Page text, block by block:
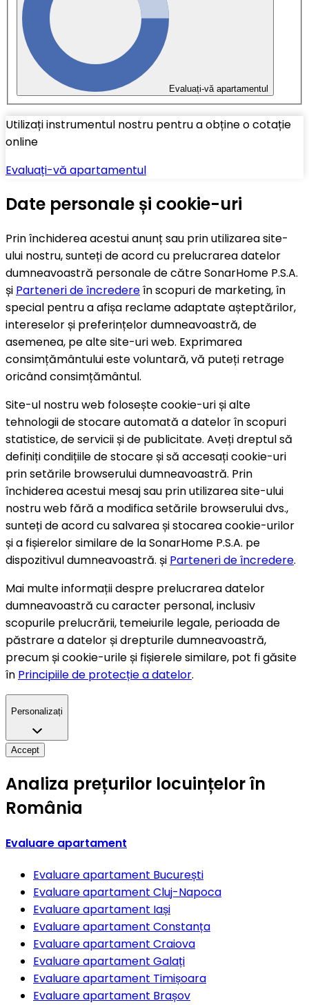
Evaluați-vă apartamentul
Utilizați instrumentul nostru pentru a obține o cotație
online
Evaluați-vă apartamentul
Date personale și cookie-uri
Prin închiderea acestui anunț sau prin utilizarea site-
ului nostru, sunteți de acord cu prelucrarea datelor
dumneavoastră personale de către SonarHome P.S.A.
și Parteneri de încredereîn scopuri de marketing, în
special pentru a afișa reclame adaptate așteptărilor,
intereselor și preferințelor dumneavoastră, de
asemenea, pe alte site-uri web. Exprimarea
consimțământului este voluntară, vă puteți retrage
oricând consimțământul.
Site-ul nostru web folosește cookie-uri și alte
tehnologii de stocare automată a datelor în scopuri
statistice, de servicii și de publicitate. Aveți dreptul să
definiți condițiile de stocare și să accesați cookie-uri
prin setările browserului dumneavoastră. Prin
închiderea acestui mesaj sau prin utilizarea site-ului
nostru web fără a modifica setările browserului dvs.,
sunteți de acord cu salvarea și stocarea cookie-urilor
și a fișierelor similare de la SonarHome P.S.A. pe
dispozitivul dumneavoastră. și Parteneri de încredere.
Mai multe informații despre prelucrarea datelor
dumneavoastră cu caracter personal, inclusiv
scopurile prelucrării, temeiurile legale, perioada de
păstrare a datelor și drepturile dumneavoastră,
precum și cookie-urile și fișierele similare, pot fi găsite
în Principiile de protecție a datelor.
Personalizați
Accept
Analiza prețurilor locuințelor în
România
Evaluare apartament
Evaluare apartament București
Evaluare apartament Cluj-Napoca
Evaluare apartament Iași
Evaluare apartament Constanța
Evaluare apartament Craiova
Evaluare apartament Galați
Evaluare apartament Timișoara
Evaluare apartament Brașov